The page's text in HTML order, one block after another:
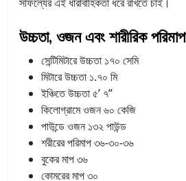
উচ্চতা, ওজন এবং শারীরিক পরিমাপ
সেন্টিমিটারে উচ্চতা ১৭০ সেমি
মিটারে উচ্চতা ১.৭০ মি
ইঞ্চিতে উচ্চতা ৫’ ৭”
কিলোগ্রামে ওজন ৬০ কেজি
পাউন্ডে ওজন ১৩২ পাউন্ড
শরীরের পরিমাপ ৩৬-৩০-৩৬
বুকের মাপ ৩৬
কোমরের মাপ ৩০